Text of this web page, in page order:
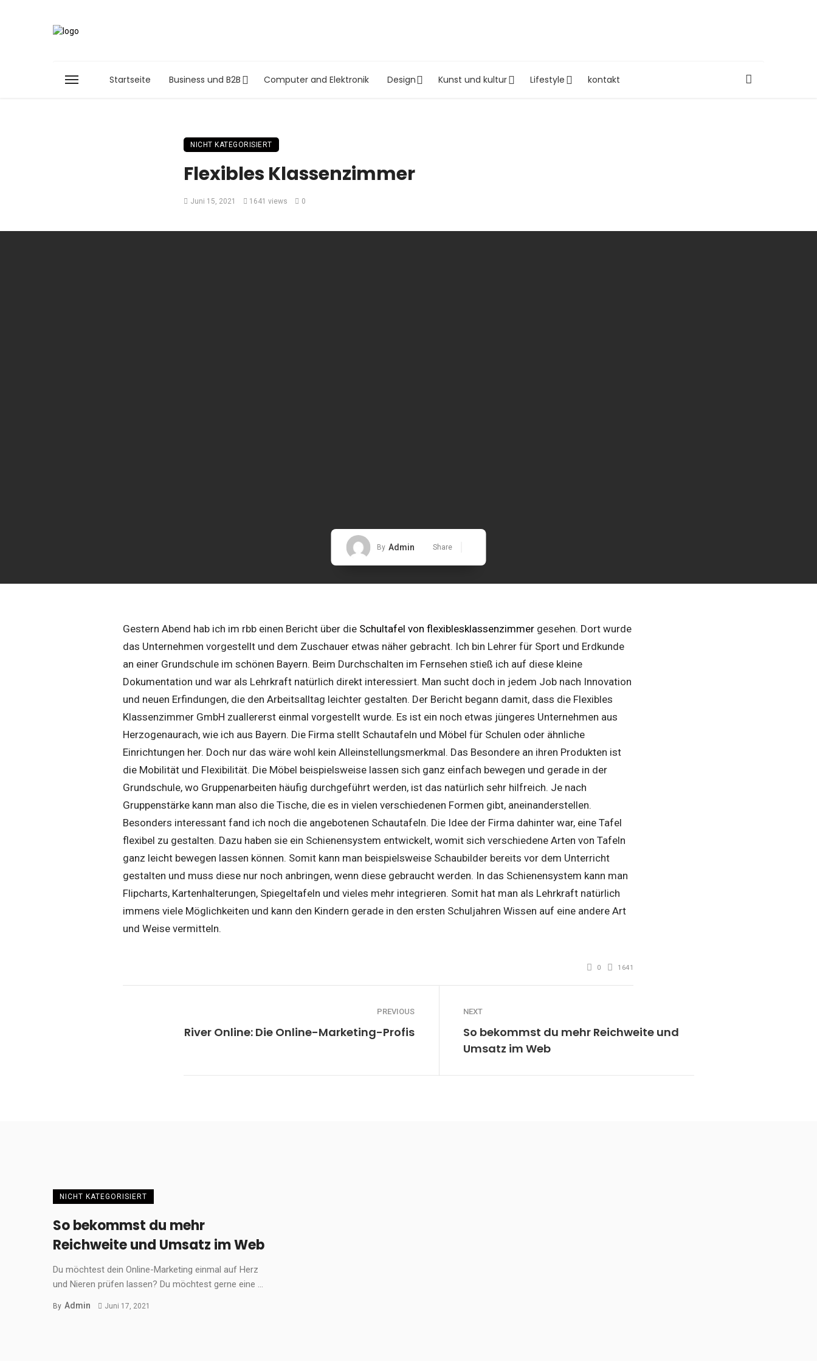
Startseite Business und B2B Computer and Elektronik Design Kunst und kultur Lifestyle kontakt
NICHT KATEGORISIERT
Flexibles Klassenzimmer
Juni 15, 2021 1641 views 0
By Admin Share
Gestern Abend hab ich im rbb einen Bericht über die Schultafel von flexiblesklassenzimmer gesehen. Dort wurde
das Unternehmen vorgestellt und dem Zuschauer etwas näher gebracht. Ich bin Lehrer für Sport und Erdkunde
an einer Grundschule im schönen Bayern. Beim Durchschalten im Fernsehen stieß ich auf diese kleine
Dokumentation und war als Lehrkraft natürlich direkt interessiert. Man sucht doch in jedem Job nach Innovation
und neuen Erfindungen, die den Arbeitsalltag leichter gestalten. Der Bericht begann damit, dass die Flexibles
Klassenzimmer GmbH zuallererst einmal vorgestellt wurde. Es ist ein noch etwas jüngeres Unternehmen aus
Herzogenaurach, wie ich aus Bayern. Die Firma stellt Schautafeln und Möbel für Schulen oder ähnliche
Einrichtungen her. Doch nur das wäre wohl kein Alleinstellungsmerkmal. Das Besondere an ihren Produkten ist
die Mobilität und Flexibilität. Die Möbel beispielsweise lassen sich ganz einfach bewegen und gerade in der
Grundschule, wo Gruppenarbeiten häufig durchgeführt werden, ist das natürlich sehr hilfreich. Je nach
Gruppenstärke kann man also die Tische, die es in vielen verschiedenen Formen gibt, aneinanderstellen.
Besonders interessant fand ich noch die angebotenen Schautafeln. Die Idee der Firma dahinter war, eine Tafel
flexibel zu gestalten. Dazu haben sie ein Schienensystem entwickelt, womit sich verschiedene Arten von Tafeln
ganz leicht bewegen lassen können. Somit kann man beispielsweise Schaubilder bereits vor dem Unterricht
gestalten und muss diese nur noch anbringen, wenn diese gebraucht werden. In das Schienensystem kann man
Flipcharts, Kartenhalterungen, Spiegeltafeln und vieles mehr integrieren. Somit hat man als Lehrkraft natürlich
immens viele Möglichkeiten und kann den Kindern gerade in den ersten Schuljahren Wissen auf eine andere Art
und Weise vermitteln.
0 1641
PREVIOUS
River Online: Die Online-Marketing-Profis
NEXT
So bekommst du mehr Reichweite und
Umsatz im Web
NICHT KATEGORISIERT
So bekommst du mehr
Reichweite und Umsatz im Web
Du möchtest dein Online-Marketing einmal auf Herz
und Nieren prüfen lassen? Du möchtest gerne eine ...
By Admin Juni 17, 2021